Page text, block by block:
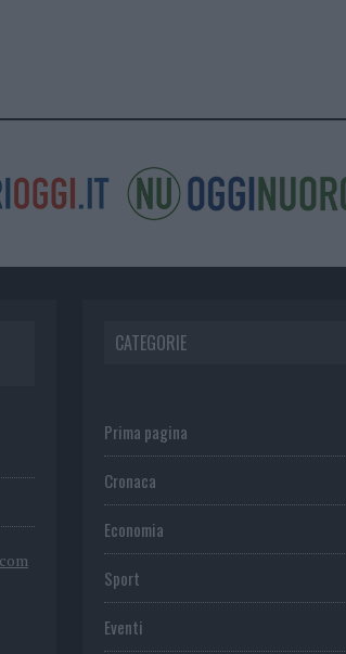
CATEGORIE
Prima pagina
Cronaca
Economia
Sport
Eventi